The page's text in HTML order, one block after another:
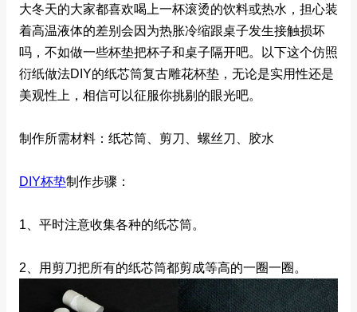
大冬天的大家都喜欢喝上一杯滚烫的饮料或热水，担心装
着高温液体的差别会因为热胀冷缩跟桌子发生接触损坏
吗，不如做一些杯垫把杯子和桌子隔开吧。以下这个仿照
衍纸做法DIY的纸芯筒复古雕花杯垫，无论是实用性还是
美观性上，相信可以征服你挑剔的眼光吧。
制作所需材料：纸芯筒、剪刀、螺丝刀、胶水
DIY杯垫制作步骤：
1、平时注意收集各种的纸芯筒。
2、用剪刀把所有的纸芯筒都剪成等高的一圈一圈。